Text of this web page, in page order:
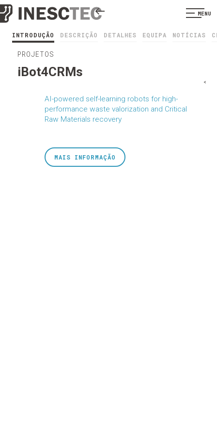
MENU
INTRODUÇÃO DESCRIÇÃO DETALHES EQUIPA NOTÍCIAS
PROJETOS
iBot4CRMs
AI-powered self-learning robots for high-
performance waste valorization and Critical
Raw Materials recovery
<
MAIS INFORMAÇÃO